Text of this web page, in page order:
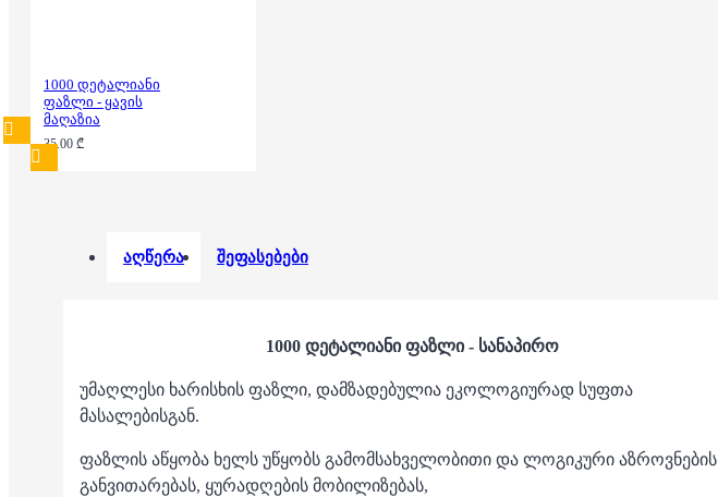
1000 დეტალიანი
ფაზლი - ყავის
მაღაზია
35.00 ₾
აღწერა შეფასებები
1000 დეტალიანი ფაზლი - სანაპირო
უმაღლესი ხარისხის ფაზლი, დამზადებულია ეკოლოგიურად სუფთა
მასალებისგან.
ფაზლის აწყობა ხელს უწყობს გამომსახველობითი და ლოგიკური აზროვნების
განვითარებას, ყურადღების მობილიზებას,